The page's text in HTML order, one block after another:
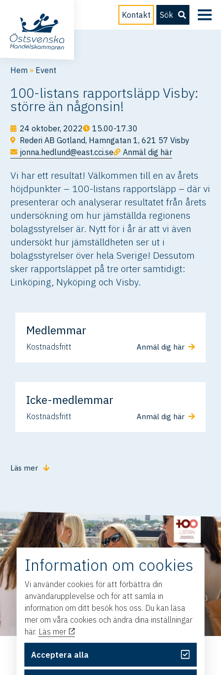
Kontakt Sök
Hem » Event
100-listans rapportsläpp Visby:
större än någonsin!
24 oktober, 2022
15.00-17.30
Rederi AB Gotland, Hamngatan 1, 621 57 Visby
jonna.hedlund@east.cci.se
Anmäl dig här
Vi har ett resultat! Välkommen till en av årets
höjdpunkter – 100-listans rapportsläpp – där vi
presenterar och analyserar resultatet från årets
undersökning om hur jämställda regionens
bolagsstyrelser är. Nytt för i år är att vi även
undersökt hur jämställdheten ser ut i
bolagsstyrelser över hela Sverige! Dessutom
sker rapportsläppet på tre orter samtidigt:
Linköping, Nyköping och Visby.
Medlemmar
Kostnadsfritt Anmäl dig här
Icke-medlemmar
Kostnadsfritt Anmäl dig här
Läs mer
Information om cookies
Vi använder cookies för att förbättra din
användarupplevelse och för att samla in
information om ditt besök hos oss. Du kan läsa
mer om våra cookies och ändra dina inställningar
här. Läs mer
Acceptera alla